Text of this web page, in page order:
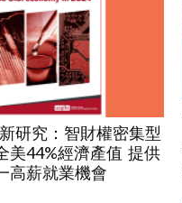
研究：智財權密集型
美44%經濟產值 提供
高薪就業機會